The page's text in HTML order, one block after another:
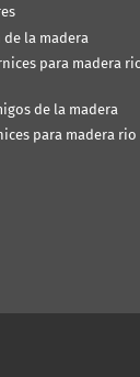
la madera
para madera
de la madera
para madera rio